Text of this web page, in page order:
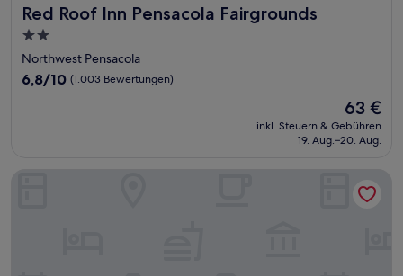
Red Roof Inn Pensacola Fairgrounds
Red Roof Inn Pensacola Fairgrounds
2.0-
Sterne-
Unterkunft
Northwest Pensacola
6.8
6,8/10 (1.003 Bewertungen)
Der
Preis
beträgt
63 €
inkl. Steuern & Gebühren
19. Aug.–20. Aug.
Regency inn and Suites